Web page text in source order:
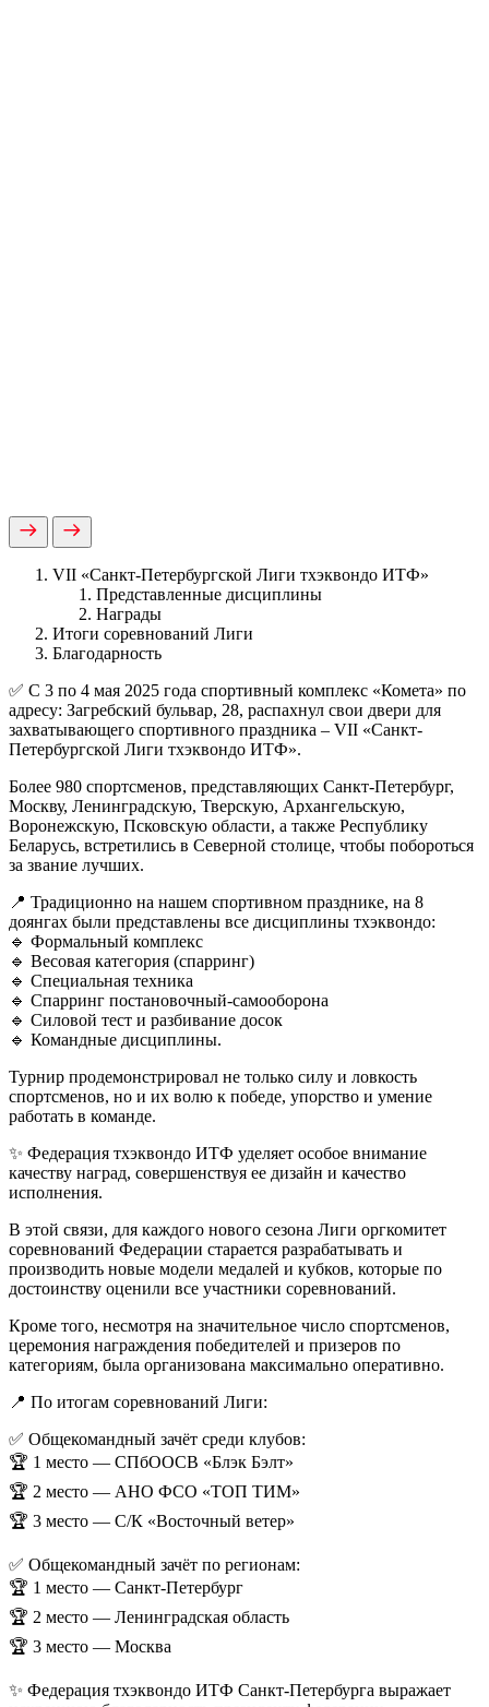
VII «Санкт-Петербургской Лиги тхэквондо ИТФ»
Представленные дисциплины
Награды
Итоги соревнований Лиги
Благодарность
✅ С 3 по 4 мая 2025 года спортивный комплекс «Комета» по
адресу: Загребский бульвар, 28, распахнул свои двери для
захватывающего спортивного праздника – VII «Санкт-
Петербургской Лиги тхэквондо ИТФ».
Более 980 спортсменов, представляющих Санкт-Петербург,
Москву, Ленинградскую, Тверскую, Архангельскую,
Воронежскую, Псковскую области, а также Республику
Беларусь, встретились в Северной столице, чтобы побороться
за звание лучших.
📍 Традиционно на нашем спортивном празднике, на 8
доянгах были представлены все дисциплины тхэквондо:
🔹 Формальный комплекс
🔹 Весовая категория (спарринг)
🔹 Специальная техника
🔹 Спарринг постановочный-самооборона
🔹 Силовой тест и разбивание досок
🔹 Командные дисциплины.
Турнир продемонстрировал не только силу и ловкость
спортсменов, но и их волю к победе, упорство и умение
работать в команде.
✨ Федерация тхэквондо ИТФ уделяет особое внимание
качеству наград, совершенствуя ее дизайн и качество
исполнения.
В этой связи, для каждого нового сезона Лиги оргкомитет
соревнований Федерации старается разрабатывать и
производить новые модели медалей и кубков, которые по
достоинству оценили все участники соревнований.
Кроме того, несмотря на значительное число спортсменов,
церемония награждения победителей и призеров по
категориям, была организована максимально оперативно.
📍 По итогам соревнований Лиги:
✅ Общекомандный зачёт среди клубов:
🏆 1 место — СПбООСВ «Блэк Бэлт»
🏆 2 место — АНО ФСО «ТОП ТИМ»
🏆 3 место — С/К «Восточный ветер»
✅ Общекомандный зачёт по регионам:
🏆 1 место — Санкт-Петербург
🏆 2 место — Ленинградская область
🏆 3 место — Москва
✨ Федерация тхэквондо ИТФ Санкт-Петербурга выражает